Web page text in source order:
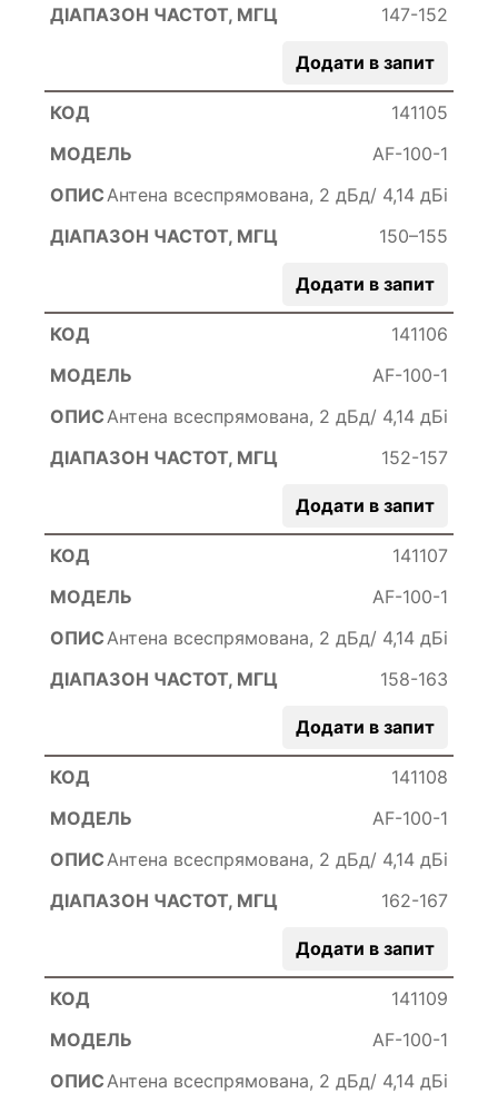
147-152
Додати в запит
141105
AF-100-1
Антена всеспрямована, 2 дБд/ 4,14 дБі
150–155
Додати в запит
141106
AF-100-1
Антена всеспрямована, 2 дБд/ 4,14 дБі
152-157
Додати в запит
141107
AF-100-1
Антена всеспрямована, 2 дБд/ 4,14 дБі
158-163
Додати в запит
141108
AF-100-1
Антена всеспрямована, 2 дБд/ 4,14 дБі
162-167
Додати в запит
141109
AF-100-1
Антена всеспрямована, 2 дБд/ 4,14 дБі